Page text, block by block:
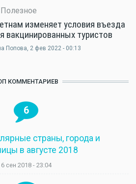
Полезное
изменяет условия въезда
вакцинированных туристов
Попова, 2 фев 2022 - 00:13
КОММЕНТАРИЕВ
6
страны, города и
в августе 2018
6 сен 2018 - 23:04